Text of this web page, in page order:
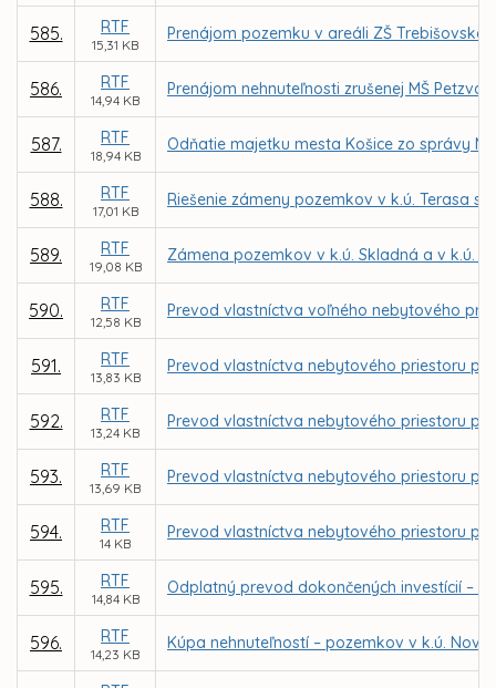
585. RTF
15,31 KB
Prenájom pozemku v areáli ZŠ Trebišovská
586. RTF
14,94 KB
Prenájom nehnuteľnosti zrušenej MŠ
587. RTF
18,94 KB
Odňatie majetku mesta Košice zo správy
588. RTF
17,01 KB
Riešenie zámeny pozemkov v k.ú. Terasa s
589. RTF
19,08 KB
Zámena pozemkov v k.ú. Skladná a v k.ú.
590. RTF
12,58 KB
Prevod vlastníctva voľného nebytového
591. RTF
13,83 KB
Prevod vlastníctva nebytového priestoru
592. RTF
13,24 KB
Prevod vlastníctva nebytového priestoru
593. RTF
13,69 KB
Prevod vlastníctva nebytového priestoru
594. RTF
14 KB
Prevod vlastníctva nebytového priestoru
595. RTF
14,84 KB
Odplatný prevod dokončených investícií –
596. RTF
14,23 KB
Kúpa nehnuteľností – pozemkov v k.ú.